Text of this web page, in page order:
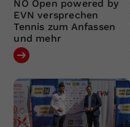
NÖ Open powered by
EVN versprechen
Tennis zum Anfassen
und mehr